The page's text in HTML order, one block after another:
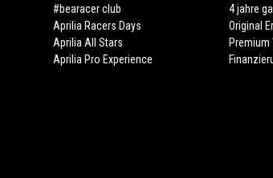
#bearacer club
Aprilia Racers Days
Aprilia All Stars
Aprilia Pro Experience
4 jahre
Original
Premium